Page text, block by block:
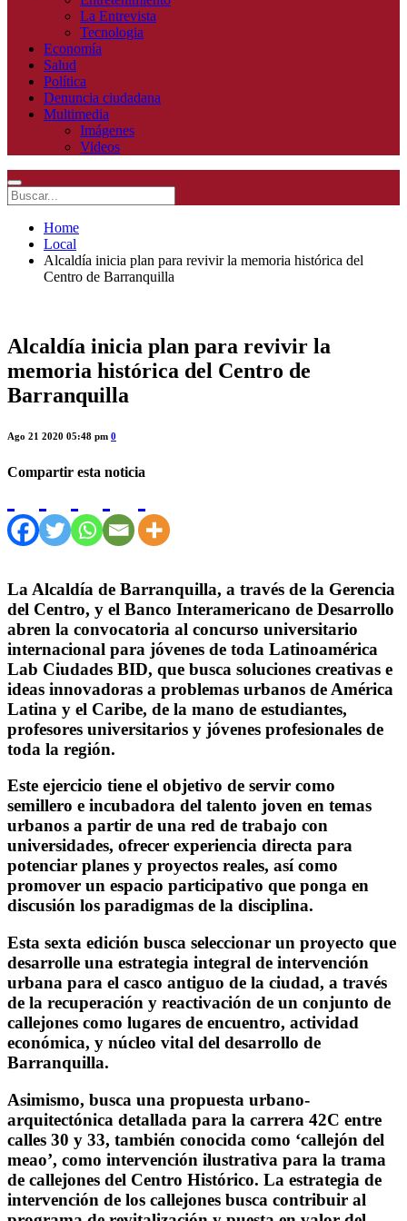
La Entrevista
Tecnologia
Economía
Salud
Política
Denuncia ciudadana
Multimedia
Imágenes
Videos
Home
Local
Alcaldía inicia plan para revivir la memoria histórica del
Centro de Barranquilla
Alcaldía inicia plan para revivir la
memoria histórica del Centro de
Barranquilla
Ago 21 2020 05:48 pm 0
Compartir esta noticia
La Alcaldía de Barranquilla, a través de la Gerencia
del Centro, y el Banco Interamericano de Desarrollo
abren la convocatoria al concurso universitario
internacional para jóvenes de toda Latinoamérica
Lab Ciudades BID, que busca soluciones creativas e
ideas innovadoras a problemas urbanos de América
Latina y el Caribe, de la mano de estudiantes,
profesores universitarios y jóvenes profesionales de
toda la región.
Este ejercicio tiene el objetivo de servir como
semillero e incubadora del talento joven en temas
urbanos a partir de una red de trabajo con
universidades, ofrecer experiencia directa para
potenciar planes y proyectos reales, así como
promover un espacio participativo que ponga en
discusión los paradigmas de la disciplina.
Esta sexta edición busca seleccionar un proyecto que
desarrolle una estrategia integral de intervención
urbana para el casco antiguo de la ciudad, a través
de la recuperación y reactivación de un conjunto de
callejones como lugares de encuentro, actividad
económica, y núcleo vital del desarrollo de
Barranquilla.
Asimismo, busca una propuesta urbano-
arquitectónica detallada para la carrera 42C entre
calles 30 y 33, también conocida como ‘callejón del
meao’, como intervención ilustrativa para la trama
de callejones del Centro Histórico. La estrategia de
intervención de los callejones busca contribuir al